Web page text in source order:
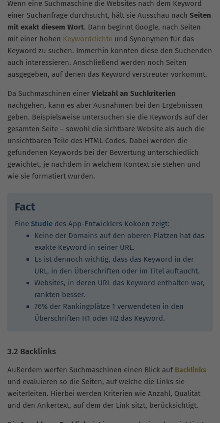
Wenn eine Suchmaschine die Websites nach dem Keyword
einer Suchanfrage durchsucht, hält sie Ausschau nach Seiten
mit exakt diesem Wort. Dann beginnt Google, nach Seiten
mit einer hohen Keyworddichte und Synonymen für das
Keyword zu suchen. Immerhin könnten diese den Suchenden
auch interessieren. Anschließend werden noch Seiten
ausgegeben, auf denen das Keyword verstreuter vorkommt.
Da Suchmaschinen einer Vielzahl an Suchkriterien
nachgehen, kann es aber Ausnahmen bei den Ergebnissen
geben. Beispielsweise untersuchen sie die Keywords auf der
gesamten Seite – sowohl die sichtbare Website als auch die
unsichtbaren Teile des HTML-Codes. Dabei werden die
gefundenen Keywords bei der Bewertung unterschiedlich
gewichtet, je nachdem in welchem Kontext sie stehen und
wie sie formatiert wurden.
Fact
Eine Studie des App-Entwicklers Kokoen zeigt:
Keine der Domains auf den oberen Plätzen hat das
exakte Keyword in seiner URL.
Es ist dennoch wichtig, dass das Keyword in der
URL, in den Überschriften oder im Titel auftaucht.
Websites, in deren URL das Keyword enthalten war,
rankten besser.
76% der Rankingplätze 1 verwendeten in den
Überschriften H1 oder H2 das Keyword.
3.2 Backlinks
Außerdem werfen Suchmaschinen einen Blick auf Backlinks
und evaluieren so die Seiten, auf welche die Links sie
weiterleiten. Hierbei werden Kriterien wie Anzahl, Qualität
und den Ankertext, auf dem der Link sitzt, berücksichtigt.